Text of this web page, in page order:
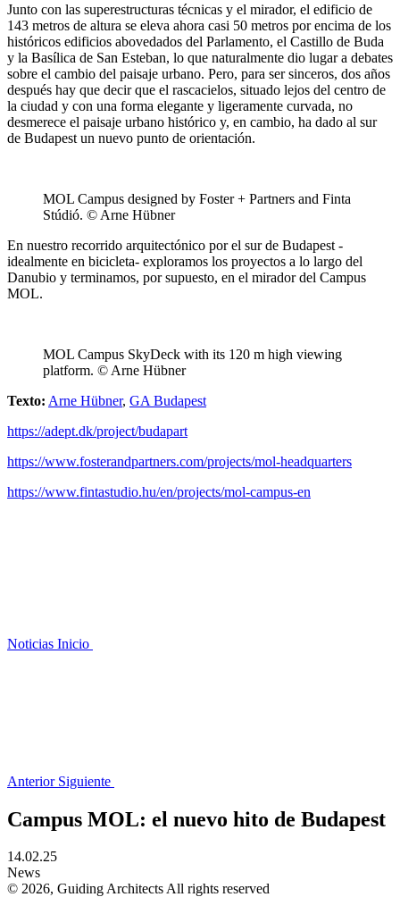
Junto con las superestructuras técnicas y el mirador, el edificio de
143 metros de altura se eleva ahora casi 50 metros por encima de los
históricos edificios abovedados del Parlamento, el Castillo de Buda
y la Basílica de San Esteban, lo que naturalmente dio lugar a debates
sobre el cambio del paisaje urbano. Pero, para ser sinceros, dos años
después hay que decir que el rascacielos, situado lejos del centro de
la ciudad y con una forma elegante y ligeramente curvada, no
desmerece el paisaje urbano histórico y, en cambio, ha dado al sur
de Budapest un nuevo punto de orientación.
MOL Campus designed by Foster + Partners and Finta
Stúdió. © Arne Hübner
En nuestro recorrido arquitectónico por el sur de Budapest -
idealmente en bicicleta- exploramos los proyectos a lo largo del
Danubio y terminamos, por supuesto, en el mirador del Campus
MOL.
MOL Campus SkyDeck with its 120 m high viewing
platform. © Arne Hübner
Texto: Arne Hübner, GA Budapest
https://adept.dk/project/budapart
https://www.fosterandpartners.com/projects/mol-headquarters
https://www.fintastudio.hu/en/projects/mol-campus-en
Noticias Inicio
Anterior Siguiente
Campus MOL: el nuevo hito de Budapest
14.02.25
News
© 2026, Guiding Architects All rights reserved